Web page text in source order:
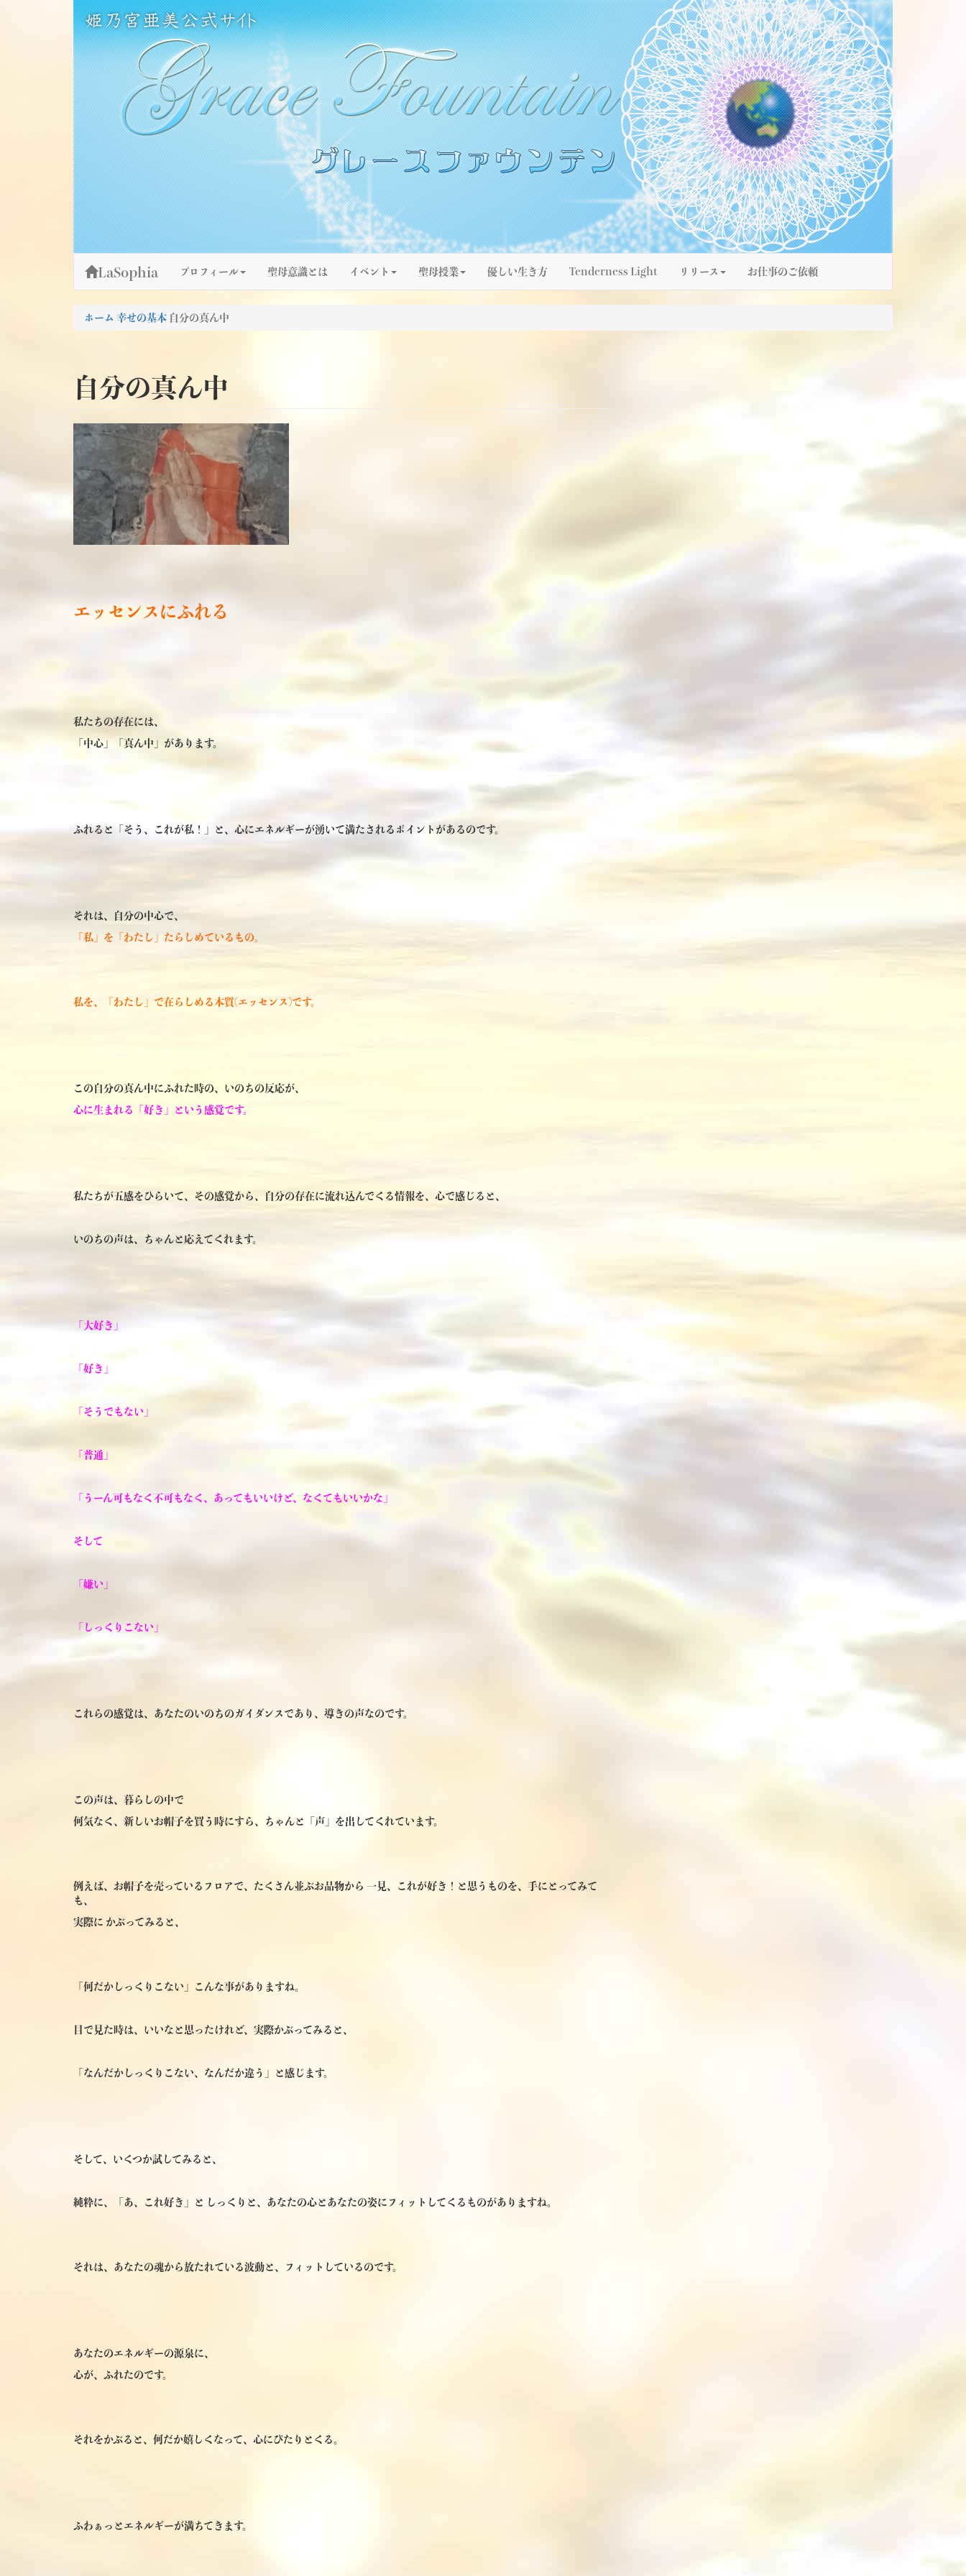
姫乃宮亜美公式サイト～Grace Fountain～
グレースファウンテン
LaSophia プロフィール 聖母意識とは イベント 聖母授業 優しい生き方 Tenderness Light リリース お仕事のご依頼
ホーム 幸せの基本 自分の真ん中
自分の真ん中
エッセンスにふれる
私たちの存在には、
「中心」「真ん中」があります。
ふれると「そう、これが私！」と、心にエネルギーが湧いて満たされるポイントがあるのです。
それは、自分の中心で、
「私」を「わたし」たらしめているもの。
私を、「わたし」で在らしめる本質(エッセンス)です。
この自分の真ん中にふれた時の、いのちの反応が、
心に生まれる 「好き」 という感覚です。
私たちが五感をひらいて、その感覚から、自分の存在に流れ込んでくる情報を、心で感じると、
いのちの声は、ちゃんと応えてくれます。
「大好き」
「好き」
「そうでもない」
「普通」
「うーん可もなく不可もなく、あってもいいけど、なくてもいいかな」
そして
「嫌い」
「しっくりこない」
これらの感覚は、あなたのいのちのガイダンスであり、導きの声なのです。
この声は、暮らしの中で
何気なく、新しいお帽子を買う時にすら、ちゃんと「声」を出してくれています。
例えば、お帽子を売っているフロアで、たくさん並ぶお品物から 一見、これが好き！と思うものを、手にとってみて
も、
実際に かぶってみると、
「何だかしっくりこない」こんな事がありますね。
目で見た時は、いいなと思ったけれど、実際かぶってみると、
「なんだかしっくりこない、なんだか違う」と感じます。
そして、いくつか試してみると、
純粋に、「あ、これ好き」と しっくりと、あなたの心とあなたの姿にフィットしてくるものがありますね。
それは、あなたの魂から放たれている波動と、フィットしているのです。
あなたのエネルギーの源泉に、
心が、ふれたのです。
それをかぶると、何だか嬉しくなって、心にぴたりとくる。
ふわぁっとエネルギーが満ちてきます。